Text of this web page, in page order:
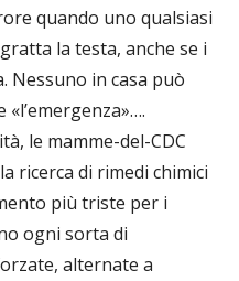
quando uno qualsiasi
la testa, anche se i
Nessuno in casa può
le mamme-del-CDC
ricerca di rimedi chimici
più triste per i
ogni sorta di
alternate a